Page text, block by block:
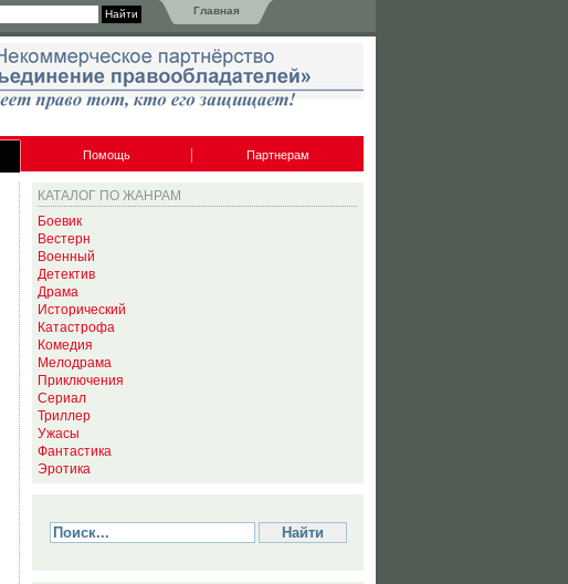
Главная
Помощь Партнерам
КАТАЛОГ ПО ЖАНРАМ
Боевик
Вестерн
Военный
Детектив
Драма
Исторический
Катастрофа
Комедия
Мелодрама
Приключения
Сериал
Триллер
Ужасы
Фантастика
Эротика